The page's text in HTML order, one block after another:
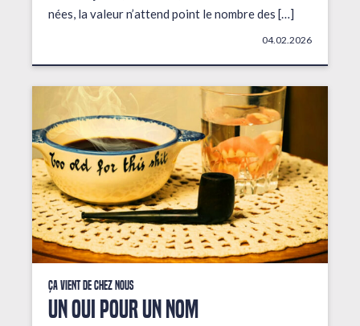
nées, la valeur n’attend point le nombre des […]
04.02.2026
Ça vient de chez nous
UN OUI POUR UN NOM